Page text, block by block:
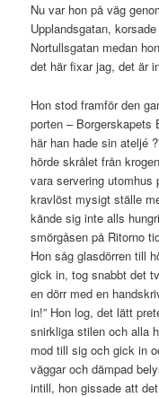
Nu var hon på väg
Upplandsgatan,
Nortullsgatan medan
det här fixar jag, det är
Hon stod framför den
porten – Borgerskapets
här han hade sin ateljé
hörde skrålet från
vara servering utomhus
kravlöst mysigt ställe
kände sig inte alls
smörgåsen på Ritorno
Hon såg glasdörren till
gick in, tog snabbt det
en dörr med en
in!” Hon log, det lätt
snirkliga stilen och alla
mod till sig och gick in
väggar och dämpad
intill, hon gissade att